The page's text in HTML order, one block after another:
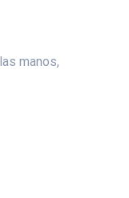
manos,